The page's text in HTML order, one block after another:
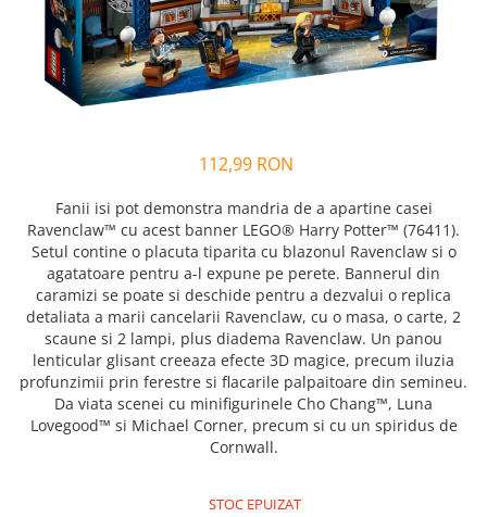
Alfabet si matematica
Jocuri de memorie si inteligenta
Seria Lectia de sanatate
Editura Litera
Editura Galaxia Copiilor
Colectia Micul Paianjen Firicel
Atlase Enciclopedii
Marea carte
112,99 RON
Fanii isi pot demonstra mandria de a apartine casei
Ravenclaw™ cu acest banner LEGO® Harry Potter™ (76411).
Setul contine o placuta tiparita cu blazonul Ravenclaw si o
agatatoare pentru a-l expune pe perete. Bannerul din
caramizi se poate si deschide pentru a dezvalui o replica
detaliata a marii cancelarii Ravenclaw, cu o masa, o carte, 2
scaune si 2 lampi, plus diadema Ravenclaw. Un panou
lenticular glisant creeaza efecte 3D magice, precum iluzia
profunzimii prin ferestre si flacarile palpaitoare din semineu.
Da viata scenei cu minifigurinele Cho Chang™, Luna
Lovegood™ si Michael Corner, precum si cu un spiridus de
Cornwall.
STOC EPUIZAT